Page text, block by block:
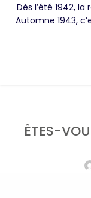
Dès l’été 1942,
Automne 1943,
ÊTES-